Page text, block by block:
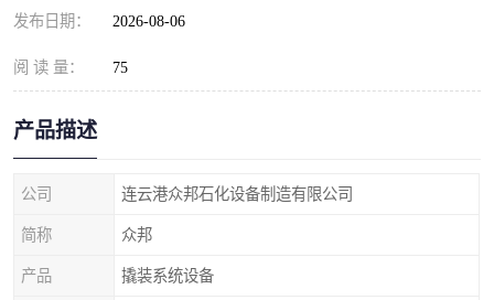
发布日期： 2026-08-06
阅 读 量： 75
产品描述
公司 连云港众邦石化设备制造有限公司
简称 众邦
产品 撬装系统设备